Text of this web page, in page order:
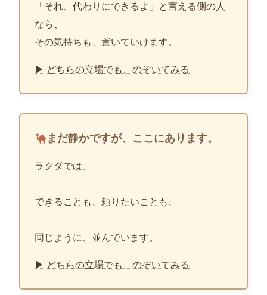
「それ、代わりにできるよ」と言える側の人
なら、
その気持ちも、置いていけます。
▶ どちらの立場でも、のぞいてみる
まだ静かですが、ここにあります。
ラクダでは、
できることも、頼りたいことも、
同じように、並んでいます。
▶ どちらの立場でも、のぞいてみる